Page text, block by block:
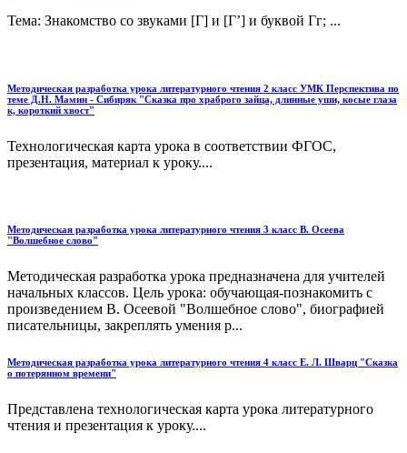
Тема: Знакомство со звуками [Г] и [Г’] и буквой Гг; ...
Методическая разработка урока литературного чтения 2 класс УМК Перспектива по
теме Д.Н. Мамин - Сибиряк "Сказка про храброго зайца, длинные уши, косые глаза
к, короткий хвост"
Технологическая карта урока в соответствии ФГОС,
презентация, материал к уроку....
Методическая разработка урока литературного чтения 3 класс В. Осеева
"Волшебное слово"
Методическая разработка урока предназначена для учителей
начальных классов. Цель урока: обучающая-познакомить с
произведением В. Осеевой "Волшебное слово", биографией
писательницы, закреплять умения р...
Методическая разработка урока литературного чтения 4 класс Е. Л. Шварц "Сказка
о потерянном времени"
Представлена технологическая карта урока литературного
чтения и презентация к уроку....